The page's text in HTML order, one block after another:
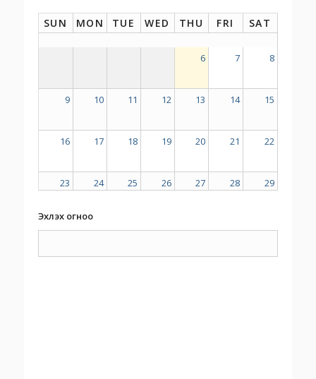
SUN MON TUE WED THU FRI SAT
6 7 8
9 10 11 12 13 14 15
16 17 18 19 20 21 22
23 24 25 26 27 28 29
Эхлэх огноо